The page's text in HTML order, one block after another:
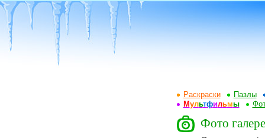
Раскраски
Пазлы
Мультфильмы
Фото